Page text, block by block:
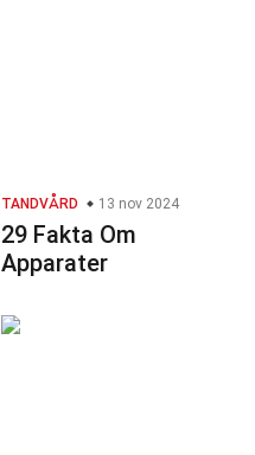
TANDVÅRD 13 nov 2024
29 Fakta Om
Apparater